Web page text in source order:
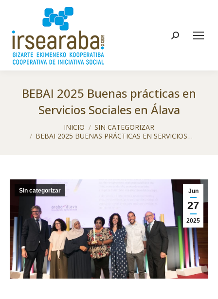
Buscar:
BEBAI 2025 Buenas prácticas en
Servicios Sociales en Álava
INICIO
SIN CATEGORIZAR
BEBAI 2025 BUENAS PRÁCTICAS EN SERVICIOS…
Jun
27
2025
Sin categorizar